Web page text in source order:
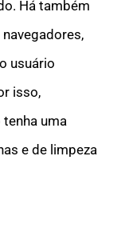
Há também
usuário
isso,
uma
e de limpeza